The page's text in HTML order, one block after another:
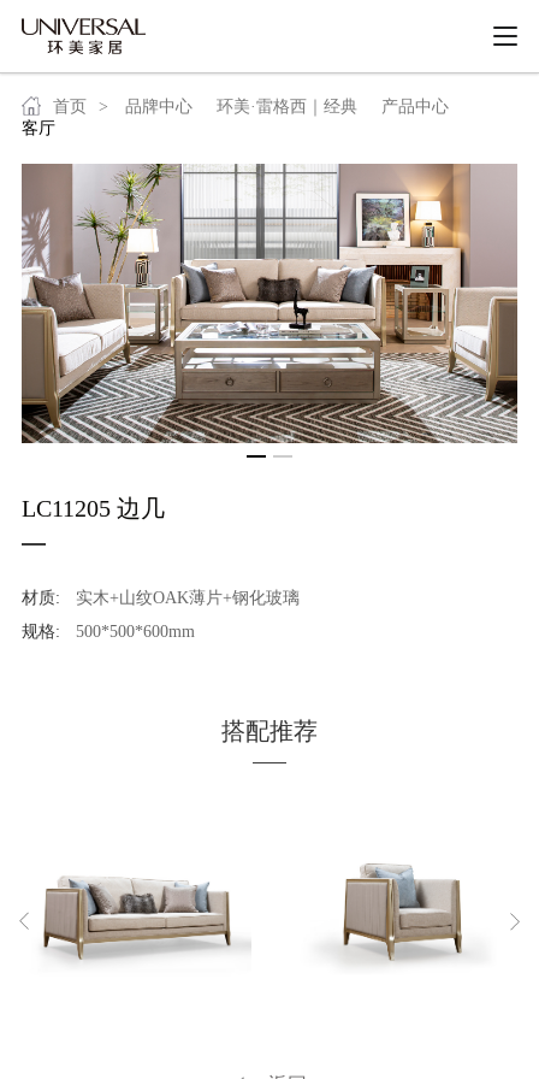
首页 > 品牌中心 环美·雷格西｜经典
产品中心
客厅
LC11205 边几
材质:
实木+山纹OAK薄片+钢化玻璃
规格:
500*500*600mm
搭配推荐
MORE MORE